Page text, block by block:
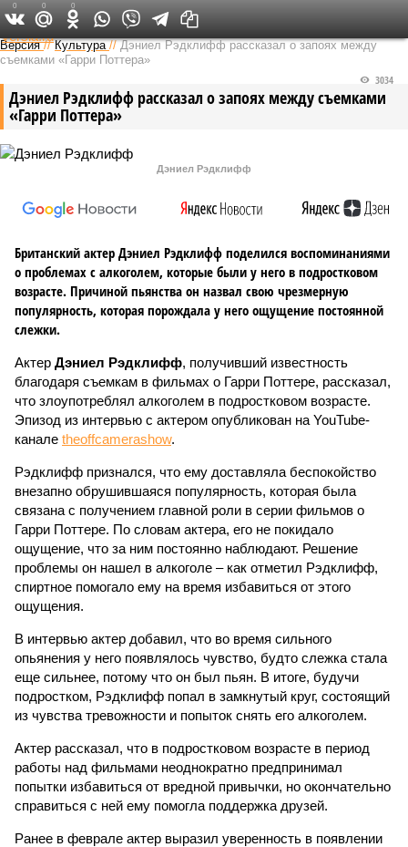
Федеральный выпуск
Версия //Культура //Дэниел Рэдклифф рассказал о запоях между
съемками «Гарри Поттера»
Дэниел Рэдклифф рассказал о запоях между съемками
«Гарри Поттера»
3034
Дэниел Рэдклифф
Британский актер Дэниел Рэдклифф поделился воспоминаниями
о проблемах с алкоголем, которые были у него в подростковом
возрасте. Причиной пьянства он назвал свою чрезмерную
популярность, которая порождала у него ощущение постоянной
слежки.
Актер Дэниел Рэдклифф, получивший известность
благодаря съемкам в фильмах о Гарри Поттере, рассказал,
что злоупотреблял алкоголем в подростковом возрасте.
Эпизод из интервью с актером опубликован на YouTube-
канале theoffcamerashow.
Рэдклифф признался, что ему доставляла беспокойство
внезапно обрушившаяся популярность, которая была
связана с получением главной роли в серии фильмов о
Гарри Поттере. По словам актера, его не покидало
ощущение, что за ним постоянно наблюдают. Решение
проблемы он нашел в алкоголе – как отметил Рэдклифф,
спиртное помогало ему на время избавиться от этого
ощущения.
В интервью актер добавил, что во время сильного
опьянения у него появлялось чувство, будто слежка стала
еще сильнее, потому что он был пьян. В итоге, будучи
подростком, Рэдклифф попал в замкнутый круг, состоящий
из чувства тревожности и попыток снять его алкоголем.
Актер рассказал, что в подростковом возрасте в период
работы над фильмами неоднократно предпринимал
попытки избавиться от вредной привычки, но окончательно
справиться с ней ему помогла поддержка друзей.
Ранее в феврале актер выразил уверенность в появлении
0 0 0